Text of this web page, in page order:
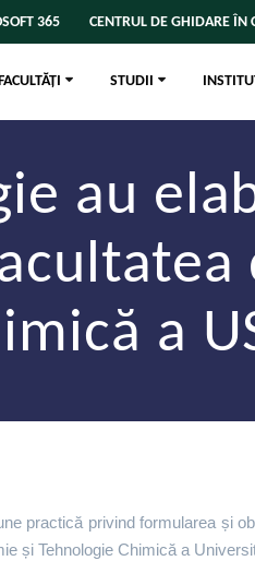
365 CENTRUL DE GHIDARE ÎN
STUDII
au
a
practică privind formularea și
și Tehnologie Chimică a